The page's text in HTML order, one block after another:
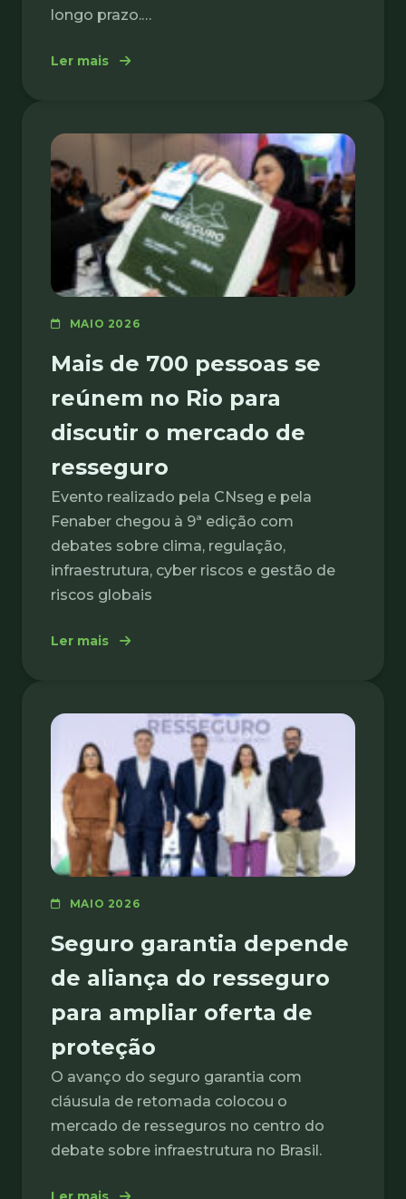
longo prazo.…
Ler mais : Resseguro: vital para grandes projetos
MAIO 2026
Mais de 700 pessoas se
reúnem no Rio para
discutir o mercado de
resseguro
Evento realizado pela CNseg e pela
Fenaber chegou à 9ª edição com
debates sobre clima, regulação,
infraestrutura, cyber riscos e gestão de
riscos globais
Ler mais : Mais de 700 pessoas se reúnem no Rio
MAIO 2026
Seguro garantia depende
de aliança do resseguro
para ampliar oferta de
proteção
O avanço do seguro garantia com
cláusula de retomada colocou o
mercado de resseguros no centro do
debate sobre infraestrutura no Brasil.
: Seguro garantia depende de aliança do